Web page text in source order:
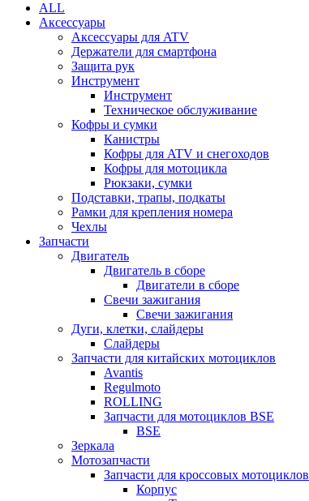
ALL
Аксессуары
Аксессуары для ATV
Держатели для смартфона
Защита рук
Инструмент
Инструмент
Техническое обслуживание
Кофры и сумки
Канистры
Кофры для ATV и снегоходов
Кофры для мотоцикла
Рюкзаки, сумки
Подставки, трапы, подкаты
Рамки для крепления номера
Чехлы
Запчасти
Двигатель
Двигатель в сборе
Двигатели в сборе
Свечи зажигания
Свечи зажигания
Дуги, клетки, слайдеры
Слайдеры
Запчасти для китайских мотоциклов
Avantis
Regulmoto
ROLLING
Запчасти для мотоциклов BSE
BSE
Зеркала
Мотозапчасти
Запчасти для кроссовых мотоциклов
Корпус